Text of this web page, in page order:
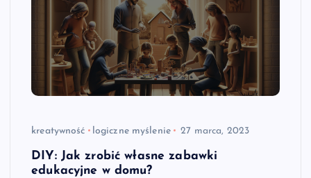
kreatywność logiczne myślenie 27 marca, 2023
DIY: Jak zrobić własne zabawki
edukacyjne w domu?